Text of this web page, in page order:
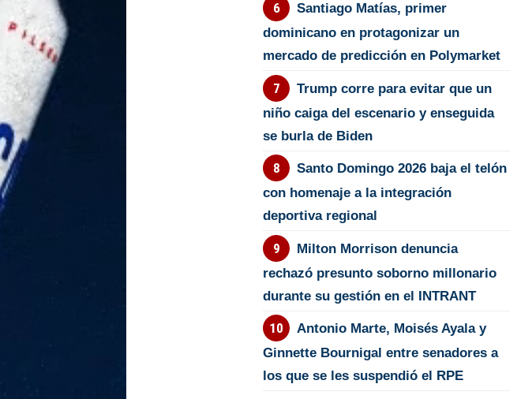
Santiago Matías, primer
dominicano en protagonizar un
mercado de predicción en Polymarket
Trump corre para evitar que un
niño caiga del escenario y enseguida
se burla de Biden
Santo Domingo 2026 baja el telón
con homenaje a la integración
deportiva regional
Milton Morrison denuncia
rechazó presunto soborno millonario
durante su gestión en el INTRANT
Antonio Marte, Moisés Ayala y
Ginnette Bournigal entre senadores a
los que se les suspendió el RPE